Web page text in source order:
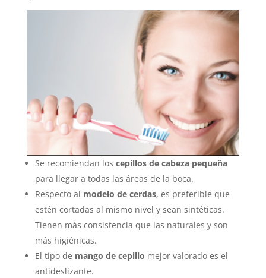
Se recomiendan los cepillos de cabeza pequeña
para llegar a todas las áreas de la boca.
Respecto al modelo de cerdas, es preferible que
estén cortadas al mismo nivel y sean sintéticas.
Tienen más consistencia que las naturales y son
más higiénicas.
El tipo de mango de cepillo mejor valorado es el
antideslizante.